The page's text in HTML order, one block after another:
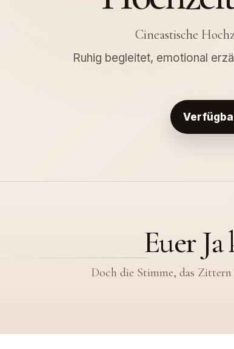
Cineastische
Ruhig begleitet, emotional
Euer
Doch die Stimme, das